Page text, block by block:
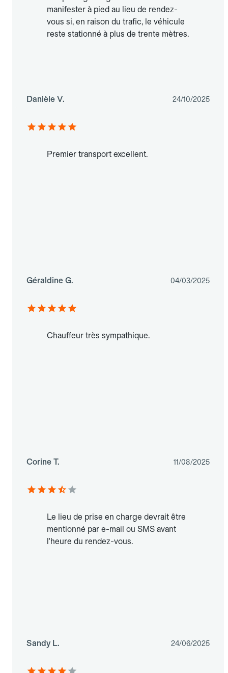
manifester à pied au lieu de rendez-
vous si, en raison du trafic, le véhicule
reste stationné à plus de trente mètres.
Danièle V. 24/10/2025
Premier transport excellent.
Géraldine G. 04/03/2025
Chauffeur très sympathique.
Corine T. 11/08/2025
Le lieu de prise en charge devrait être
mentionné par e-mail ou SMS avant
l'heure du rendez-vous.
Sandy L. 24/06/2025